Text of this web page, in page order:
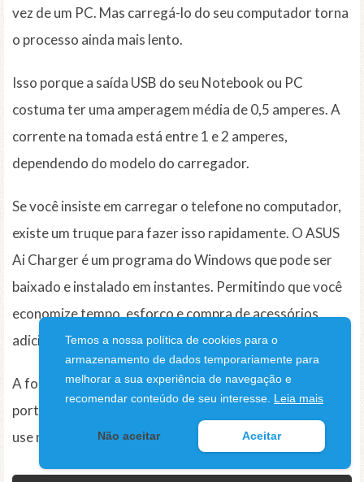
vez de um PC. Mas carregá-lo do seu computador torna
o processo ainda mais lento.
Isso porque a saída USB do seu Notebook ou PC
costuma ter uma amperagem média de 0,5 amperes. A
corrente na tomada está entre 1 e 2 amperes,
dependendo do modelo do carregador.
Se você insiste em carregar o telefone no computador,
existe um truque para fazer isso rapidamente. O ASUS
Ai Charger é um programa do Windows que pode ser
baixado e instalado em instantes. Permitindo que você
economize tempo, esforço e compra de acessórios
adicionais.
A fonte de alimentação está simplesmente liberando as
portas USB do seu computador. Isso permite que você
use mais energia do seu PC para dispositivos externos.
Temos a nossa política de cookies para o
armazenamento de dados temporariamente para
melhorar a sua experiência de navegação e
recomendar conteúdo de seu interesse. Leia mais
Não aceitar Aceitar